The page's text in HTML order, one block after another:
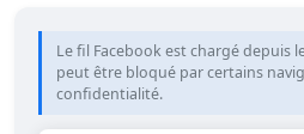
Le fil Facebook est chargé depuis
peut être bloqué par certains
confidentialité.